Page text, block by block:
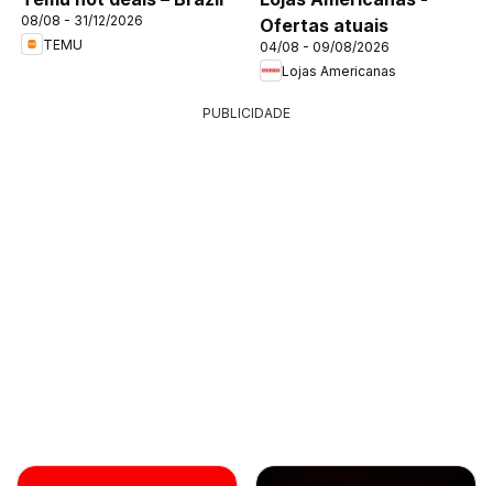
08/08 - 31/12/2026
TEMU
Ofertas atuais
04/08 - 09/08/2026
Lojas Americanas
PUBLICIDADE